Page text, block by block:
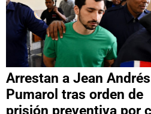
Arrestan a Jean Andrés
Pumarol tras orden de
prisión preventiva por